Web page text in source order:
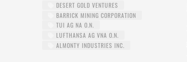
DESERT GOLD VENTURES
BARRICK MINING CORPORATION
TUI AG NA O.N.
LUFTHANSA AG VNA O.N.
ALMONTY INDUSTRIES INC.